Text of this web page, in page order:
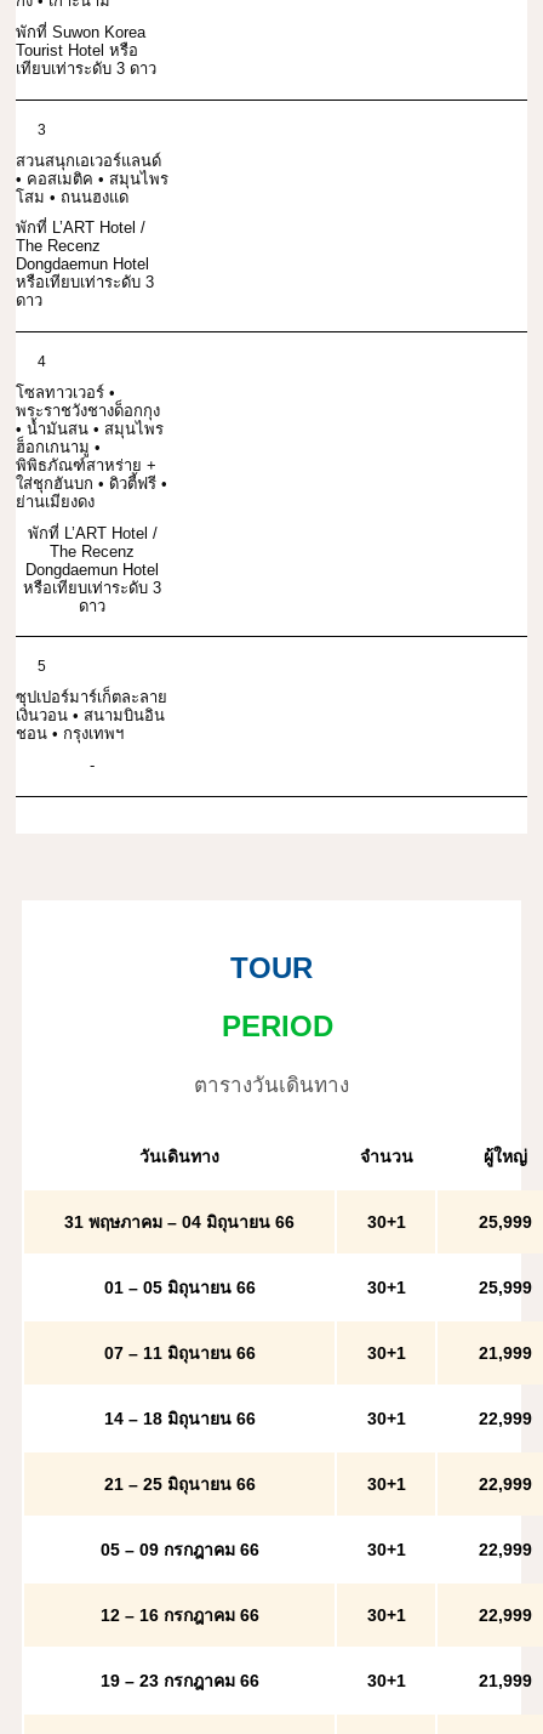
พักที่ Suwon Korea
Tourist Hotel หรือ
เทียบเท่าระดับ 3 ดาว
3
สวนสนุกเอเวอร์แลนด์
• คอสเมติค • สมุนไพร
โสม • ถนนฮงแด
พักที่ L’ART Hotel /
The Recenz
Dongdaemun Hotel
หรือเทียบเท่าระดับ 3
ดาว
4
โซลทาวเวอร์ •
พระราชวังชางด็อกกุง
• น้ำมันสน • สมุนไพร
ฮ็อกเกนามู •
พิพิธภัณฑ์สาหร่าย +
ใส่ชุกฮันบก • ดิวตี้ฟรี •
ย่านเมียงดง
พักที่ L’ART Hotel /
The Recenz
Dongdaemun Hotel
หรือเทียบเท่าระดับ 3
ดาว
5
ซุปเปอร์มาร์เก็ตละลาย
เงินวอน • สนามบินอิน
ชอน • กรุงเทพฯ
-
TOUR
PERIOD
ตารางวันเดินทาง
วันเดินทาง จำนวน ผู้ใหญ่
31 พฤษภาคม – 04 มิถุนายน 66 30+1 25,999
01 – 05 มิถุนายน 66 30+1 25,999
07 – 11 มิถุนายน 66 30+1 21,999
14 – 18 มิถุนายน 66 30+1 22,999
21 – 25 มิถุนายน 66 30+1 22,999
05 – 09 กรกฎาคม 66 30+1 22,999
12 – 16 กรกฎาคม 66 30+1 22,999
19 – 23 กรกฎาคม 66 30+1 21,999